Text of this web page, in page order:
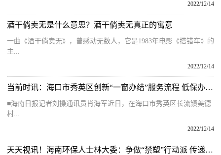
2022/12/14
酒干倘卖无是什么意思？酒干倘卖无真正的寓意
一曲《酒干倘卖无》，曾感动无数人，它是1983年电影《搭错车》的
主...
2022/12/14
当前时讯：海口市秀英区创新“一窗办结”服务流程 低保办结时限缩减至20个工作日
■海南日报记者刘操通讯员肖海军近日，在海口市秀英区长流镇美德
村...
2022/12/14
天天视讯！海南环保人士林大委：争做“禁塑”行动派 传递“绿色”好家风